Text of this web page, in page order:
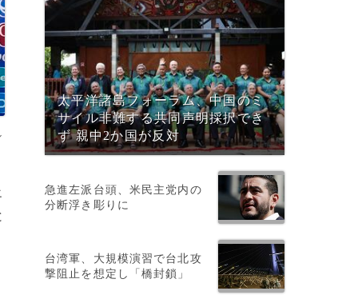
太平洋諸島フォーラム、中国のミ
サイル非難する共同声明採択でき
ず 親中2か国が反対
急進左派台頭、米民主党内の
分断浮き彫りに
台湾軍、大規模演習で台北攻
撃阻止を想定し「橋封鎖」